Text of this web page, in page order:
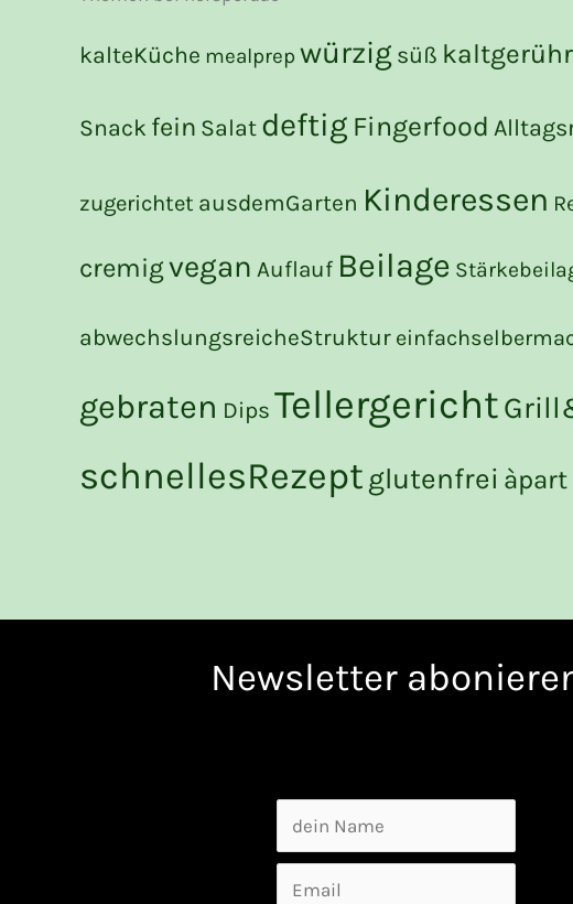
kalteKüche mealprep würzig süß
Snack fein Salat deftig Fingerfood
zugerichtet ausdemGarten Kinderessen
cremigvegan Auflauf Beilage
abwechslungsreicheStruktur
gebraten Dips Tellergericht
schnellesRezeptglutenfrei àpart
Newsletter